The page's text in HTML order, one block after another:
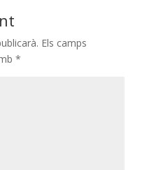
Els camps
*